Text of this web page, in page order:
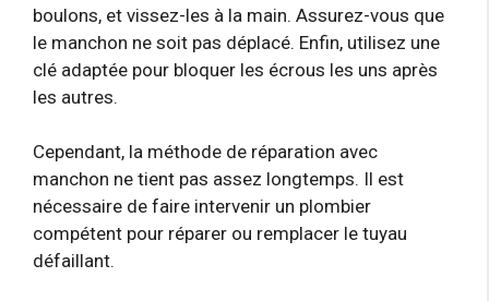
boulons, et vissez-les à la main. Assurez-vous que
le manchon ne soit pas déplacé. Enfin, utilisez une
clé adaptée pour bloquer les écrous les uns après
les autres.
Cependant, la méthode de réparation avec
manchon ne tient pas assez longtemps. Il est
nécessaire de faire intervenir un plombier
compétent pour réparer ou remplacer le tuyau
défaillant.